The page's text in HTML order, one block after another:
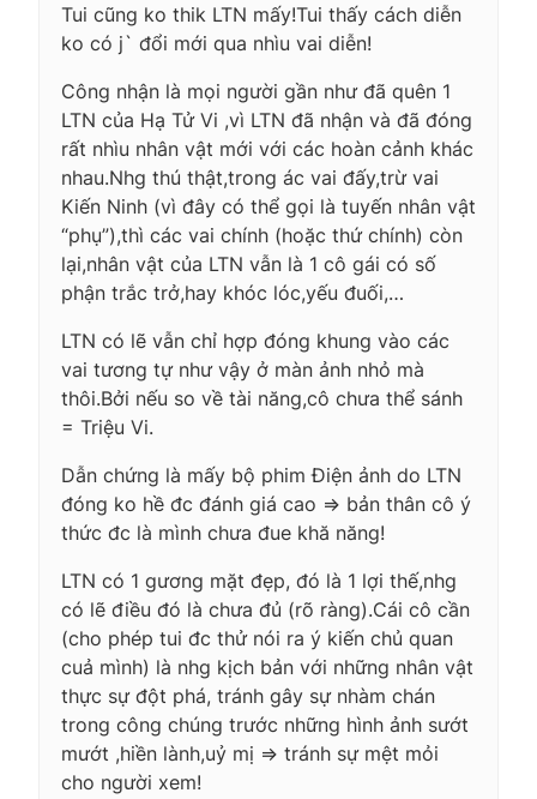
Tui cũng ko thik LTN mấy!Tui thấy cách diễn
ko có j` đổi mới qua nhìu vai diễn!
Công nhận là mọi người gần như đã quên 1
LTN của Hạ Tử Vi ,vì LTN đã nhận và đã đóng
rất nhìu nhân vật mới với các hoàn cảnh khác
nhau.Nhg thú thật,trong ác vai đấy,trừ vai
Kiến Ninh (vì đây có thể gọi là tuyến nhân vật
“phụ”),thì các vai chính (hoặc thứ chính) còn
lại,nhân vật của LTN vẫn là 1 cô gái có số
phận trắc trở,hay khóc lóc,yếu đuối,…
LTN có lẽ vẫn chỉ hợp đóng khung vào các
vai tương tự như vậy ở màn ảnh nhỏ mà
thôi.Bởi nếu so về tài năng,cô chưa thể sánh
= Triệu Vi.
Dẫn chứng là mấy bộ phim Điện ảnh do LTN
đóng ko hề đc đánh giá cao => bản thân cô ý
thức đc là mình chưa đue khă năng!
LTN có 1 gương mặt đẹp, đó là 1 lợi thế,nhg
có lẽ điều đó là chưa đủ (rõ ràng).Cái cô cần
(cho phép tui đc thử nói ra ý kiến chủ quan
cuả mình) là nhg kịch bản với những nhân vật
thực sự đột phá, tránh gây sự nhàm chán
trong công chúng trước những hình ảnh sướt
mướt ,hiền lành,uỷ mị => tránh sự mệt mỏi
cho người xem!